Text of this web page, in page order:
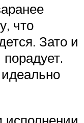
что
Зато и
порадует.
идеально